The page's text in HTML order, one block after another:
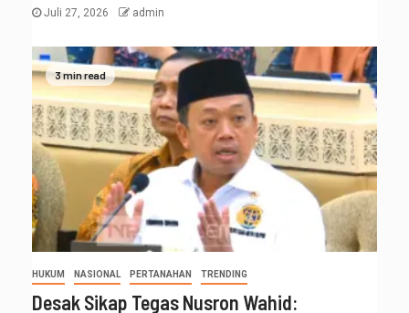
Juli 27, 2026 admin
3 min read
HUKUM NASIONAL PERTANAHAN TRENDING
Desak Sikap Tegas Nusron Wahid: